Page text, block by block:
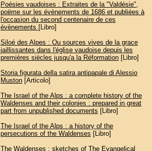
Poésies vaudoises : Extraites de la "Valdésie",
poëme sur les évènements de 1686 et publiées à
l'occasion du second centenaire de ces
évènements [Libro]
Siloé des Alpes : Ou sources vives de la grace
jaillissantes dans l'église vaudoise depuis les
premières siècles jusqu'a la Réformation[Libro]
Storia figurata della satira antipapale di Alessio
Muston[Articolo]
The Israel of the Alps : a complete history of the
Waldenses and their colonies : prepared in great
part from unpublished documents [Libro]
The Israel of the Alps : a history of the
persecutions of the Waldenses [Libro]
The Waldenses : sketches of The Evangelical